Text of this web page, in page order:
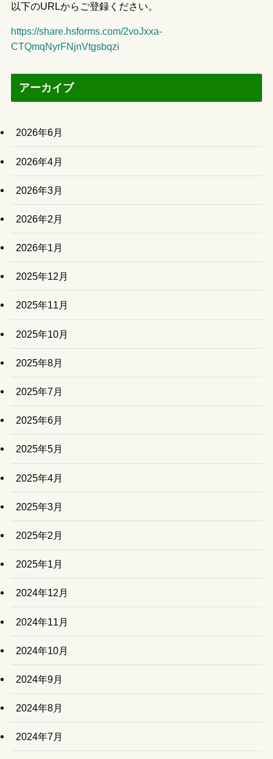
以下のURLからご登録ください。
https://share.hsforms.com/2voJxxa-
CTQmqNyrFNjnVtgsbqzi
アーカイブ
2026年6月
2026年4月
2026年3月
2026年2月
2026年1月
2025年12月
2025年11月
2025年10月
2025年8月
2025年7月
2025年6月
2025年5月
2025年4月
2025年3月
2025年2月
2025年1月
2024年12月
2024年11月
2024年10月
2024年9月
2024年8月
2024年7月